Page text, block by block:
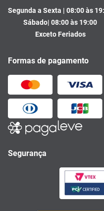
Segunda a Sexta | 08:00 às
Sábado| 08:00 às 19:00
Exceto Feriados
Formas de pagamento
Segurança